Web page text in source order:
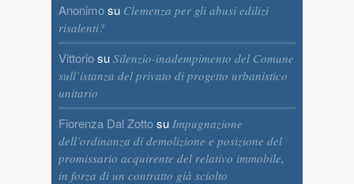
Anonimosu Clemenza per gli abusi edilizi
risalenti?
Vittoriosu Silenzio-inadempimento del Comune
sull’istanza del privato di progetto urbanistico
unitario
Fiorenza Dal Zottosu Impugnazione
dell’ordinanza di demolizione e posizione del
promissario acquirente del relativo immobile,
in forza di un contratto già sciolto